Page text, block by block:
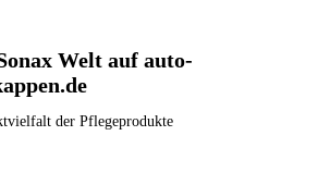
Welt auf auto-
der Pflegeprodukte